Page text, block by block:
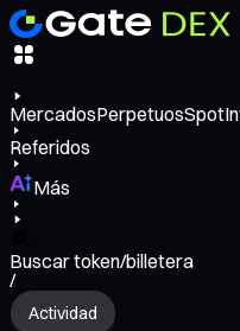
MercadosPerpetuosSpot
Referidos
Más
Buscar token/billetera
/
Actividad